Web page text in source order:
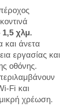
1,5 χλμ.
άνετα
εργασίας και
οθόνης.
Fi και
χρέωση.